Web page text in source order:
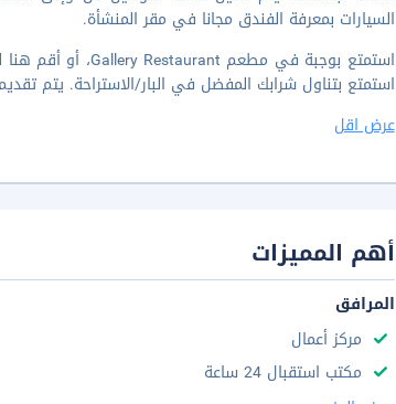
السيارات بمعرفة الفندق مجانا في مقر المنشأة.
استمتع بتناول شرابك المفضل في البار/الاستراحة. يتم تقديم بوفيه فطور يوميًا من 6
عرض اقل
أهم المميزات
المرافق
مركز أعمال
مكتب استقبال 24 ساعة